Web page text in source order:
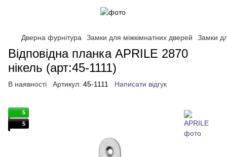
Дверна фурнітура Замки для міжкімнатних дверей Замки
Відповідна планка APRILE 2870
нікель (арт:45-1111)
В наявності Артикул: 45-1111 Написати відгук
5
5